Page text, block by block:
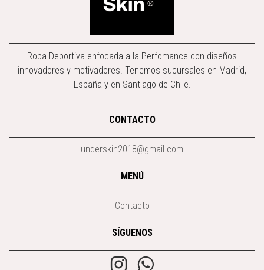
Ropa Deportiva enfocada a la Perfomance con diseños
innovadores y motivadores. Tenemos sucursales en Madrid,
España y en Santiago de Chile.
CONTACTO
underskin2018@gmail.com
MENÚ
Contacto
SÍGUENOS